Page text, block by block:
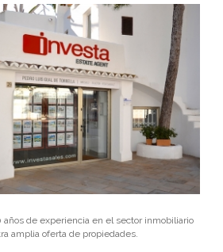
años de experiencia en el sector inmobiliario
amplia oferta de propiedades.